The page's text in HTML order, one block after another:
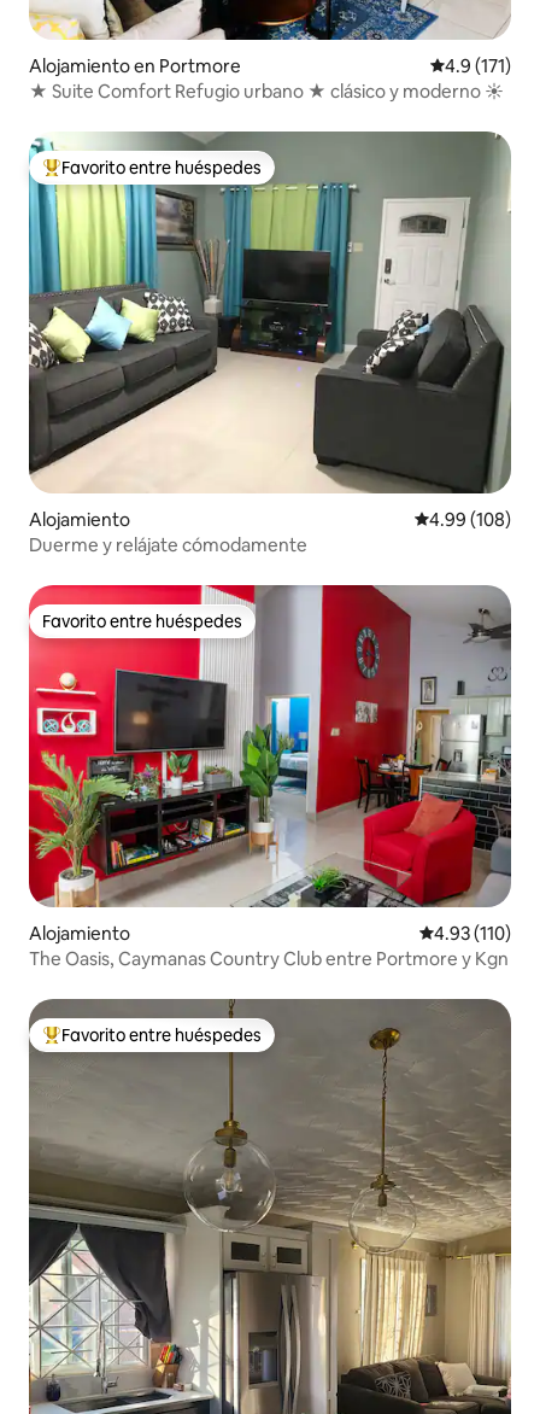
Alojamiento en Portmore Calificación
4.9 (171)
★ Suite Comfort Refugio urbano ★ clásico y moderno ☀
Favorito entre huéspedes preferido
Favorito entre huéspedes
Alojamiento Calificación
4.99 (108)
Duerme y relájate cómodamente
Favorito entre huéspedes
Favorito entre huéspedes
Alojamiento Calificación
4.93 (110)
The Oasis, Caymanas Country Club entre Portmore y Kgn
Favorito entre huéspedes preferido
Favorito entre huéspedes